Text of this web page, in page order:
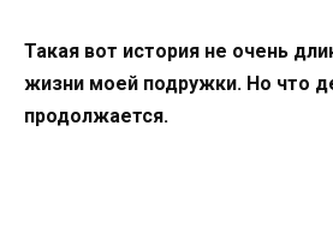
Такая вот история не очень
жизни моей подружки. Но что
продолжается.